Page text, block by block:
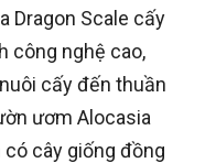
Dragon Scale cấy
công nghệ cao,
cấy đến thuần
ươm Alocasia
có cây giống đồng